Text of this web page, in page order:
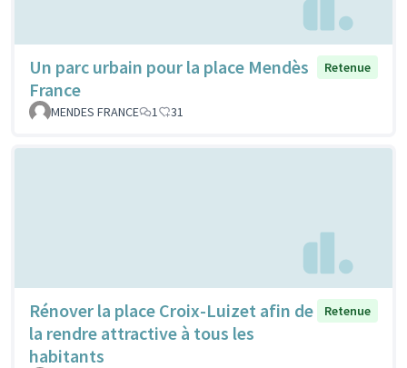
Un parc urbain pour la place Mendès
France
Retenue
MENDES FRANCE 1 31
Rénover la place Croix-Luizet afin de
la rendre attractive à tous les
habitants
Retenue